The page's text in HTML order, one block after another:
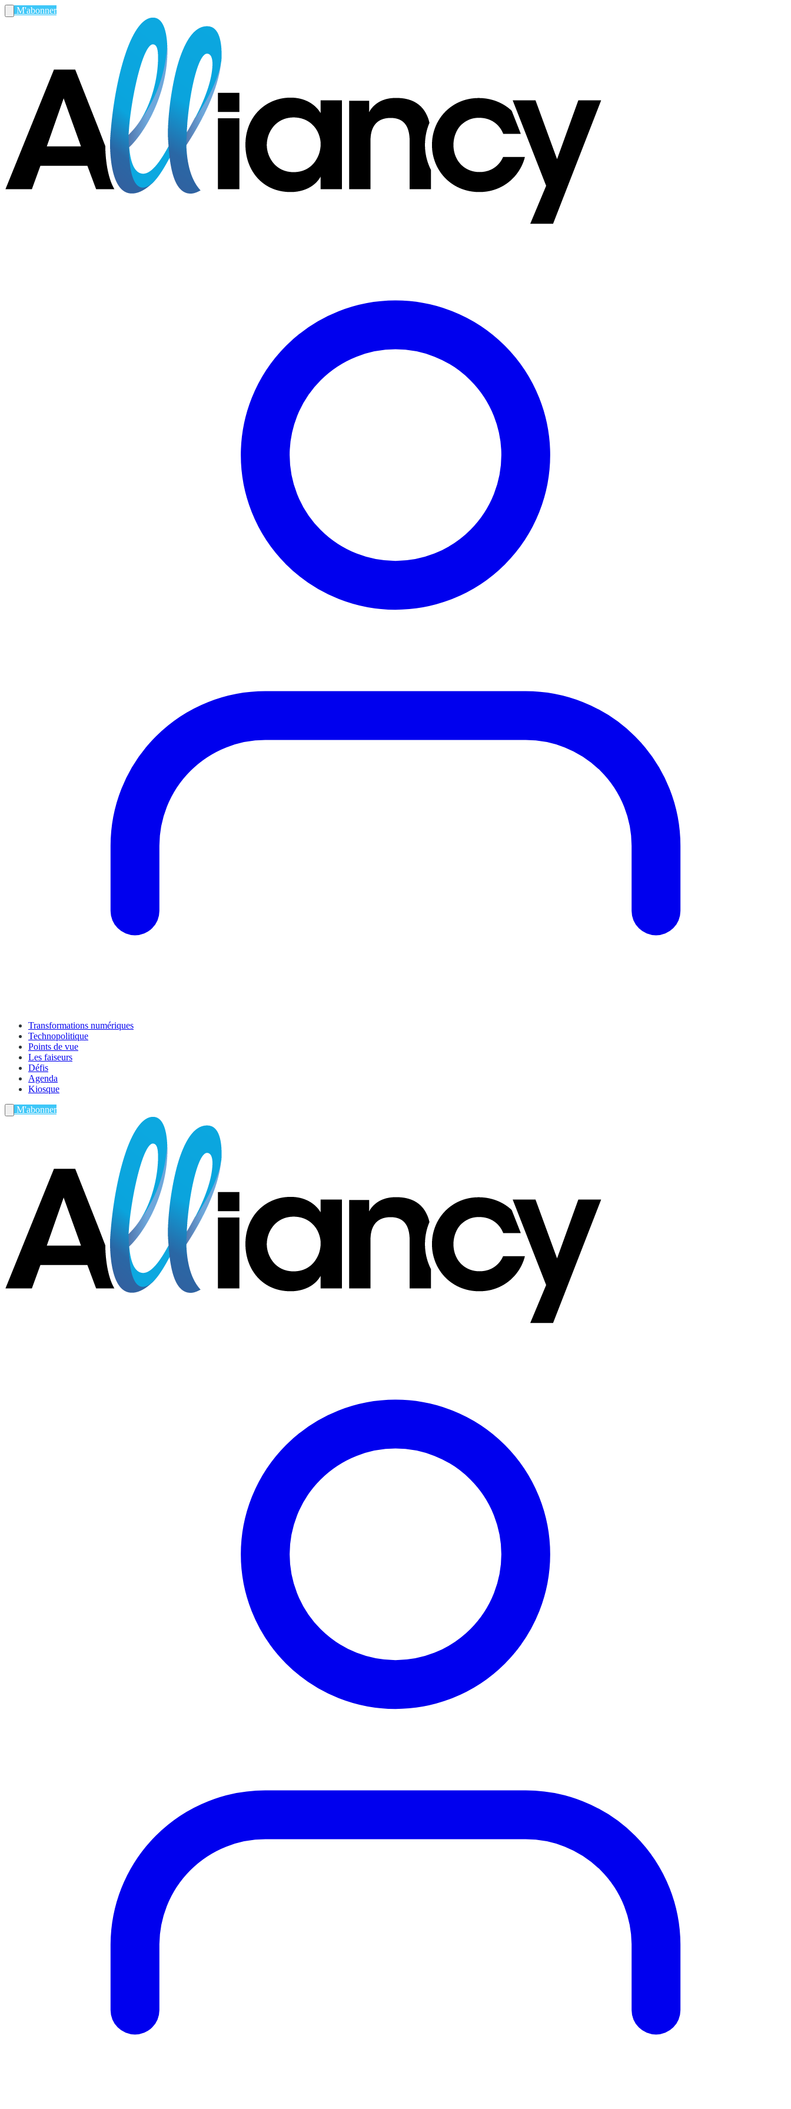
M'abonner
Transformations numériques
Technopolitique
Points de vue
Les faiseurs
Défis
Agenda
Kiosque
M'abonner